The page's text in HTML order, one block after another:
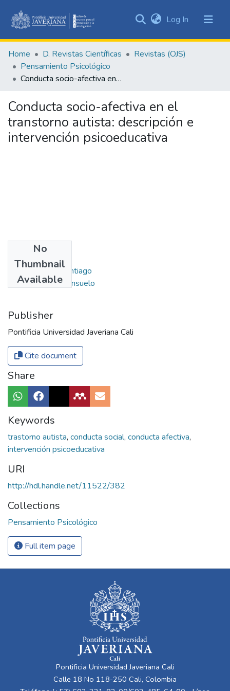
&
Collections
All of DSpace
Statistics
Log In (current)
Home D. Revistas Científicas
Revistas (OJS)
Pensamiento Psicológico
Conducta socio-afectiva en el transtorno autista: descripción e intervención psicoeducativa
Conducta socio-afectiva en el
transtorno autista: descripción e
intervención psicoeducativa
No
Thumbnail
Available
Authors
López Gómez, Santiago
García Álvarez, Consuelo
Publisher
Pontificia Universidad Javeriana Cali
Cite document
Share
Keywords
trastorno autista, conducta social, conducta afectiva,
intervención psicoeducativa
URI
http://hdl.handle.net/11522/382
Collections
Pensamiento Psicológico
Full item page
Pontificia Universidad Javeriana Cali
Calle 18 No 118-250 Cali, Colombia